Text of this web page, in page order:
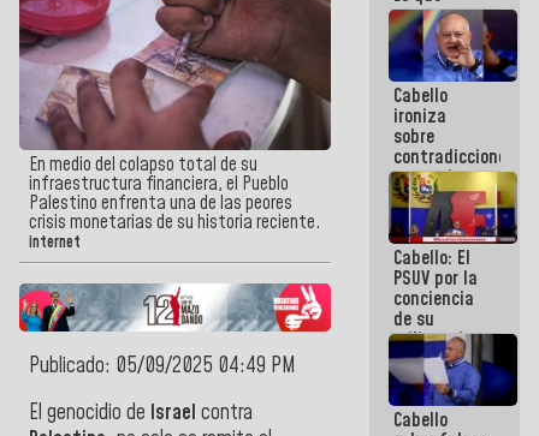
En medio del colapso total de su
infraestructura financiera, el Pueblo
Palestino enfrenta una de las peores
crisis monetarias de su historia reciente.
internet
Publicado: 05/09/2025 04:49 PM
El genocidio de Israel contra
vayas a
escribir
hazlo hoy
por que no
sabemos si
la semana
que viene
hay
programa
Cabello
ironiza
sobre
contradicciones
y mentiras
de María
Machado:
¡Créanle!
Cabello: El
PSUV por la
conciencia
de su
militancia
es la
organización
política más
sólida de
Cabello